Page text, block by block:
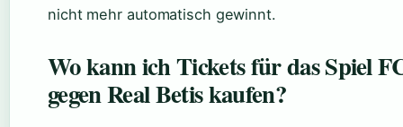
nicht mehr automatisch gewinnt.
Wo kann ich Tickets für das Spiel
gegen Real Betis kaufen?